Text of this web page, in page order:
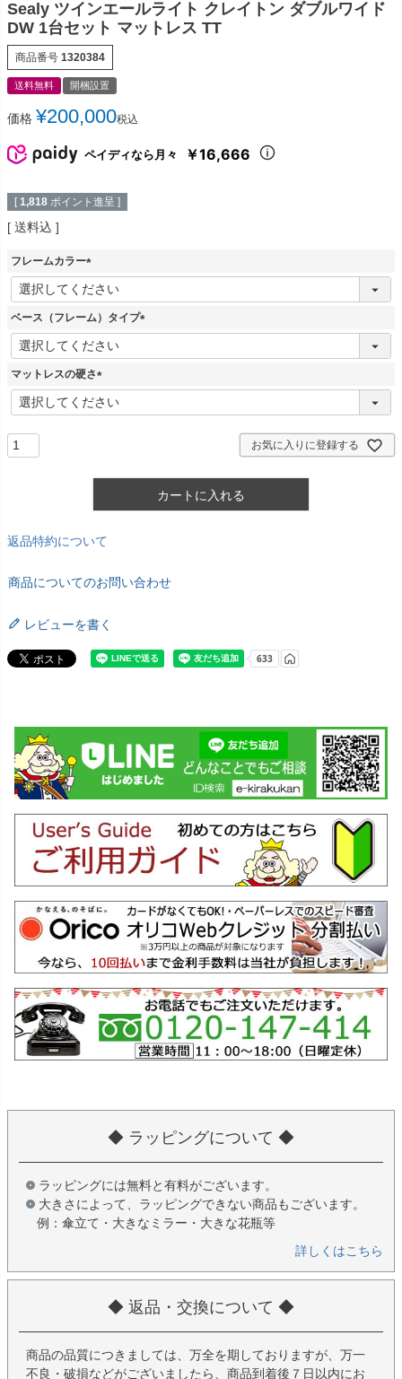
Sealy ツインエールライト クレイトン ダブルワイド
DW 1台セット マットレス TT
商品番号 1320384
送料無料 開梱設置
価格 ¥200,000税込
ペイディなら月々 ￥16,666
[ 1,818 ポイント進呈 ]
送料込
フレームカラー
(
必
須
ベース（フレーム）タイプ
(
マットレスの硬さ
(
必
お気に入りに登録する
カートに入れる
返品特約について
商品についてのお問い合わせ
レビューを書く
◆ ラッピングについて ◆
ラッピングには無料と有料がございます。
大きさによって、ラッピングできない商品もございます。
例：傘立て・大きなミラー・大きな花瓶等
詳しくはこちら
◆ 返品・交換について ◆
商品の品質につきましては、万全を期しておりますが、万一
不良・破損などがございましたら、商品到着後７日以内にお